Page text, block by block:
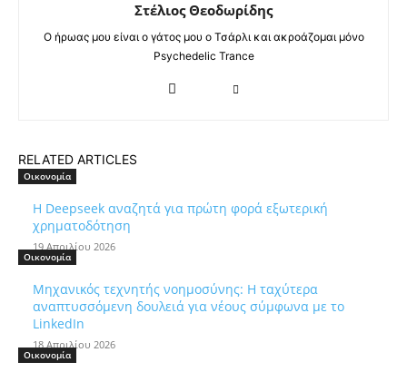
Στέλιος Θεοδωρίδης
Ο ήρωας μου είναι ο γάτος μου ο Τσάρλι και ακροάζομαι μόνο
Psychedelic Trance
RELATED ARTICLES
Οικονομία
Η Deepseek αναζητά για πρώτη φορά εξωτερική
χρηματοδότηση
19 Απριλίου 2026
Οικονομία
Μηχανικός τεχνητής νοημοσύνης: Η ταχύτερα
αναπτυσσόμενη δουλειά για νέους σύμφωνα με το
LinkedIn
18 Απριλίου 2026
Οικονομία